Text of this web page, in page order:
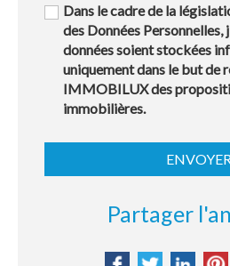
Dans le cadre de la
des Données Personnelles,
données soient stockées
uniquement dans le but de
IMMOBILUX des
immobilières.
Partager